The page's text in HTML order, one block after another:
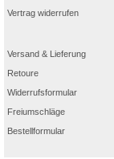
Vertrag widerrufen
Versand & Lieferung
Retoure
Widerrufsformular
Freiumschläge
Bestellformular